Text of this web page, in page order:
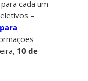
para cada um
–
10 de